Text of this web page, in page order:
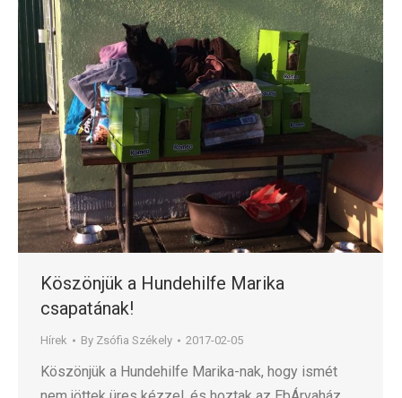
Köszönjük a Hundehilfe Marika
csapatának!
Hírek By Zsófia Székely 2017-02-05
Köszönjük a Hundehilfe Marika-nak, hogy ismét